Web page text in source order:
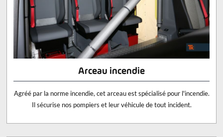
Arceau incendie
Agréé par la norme incendie, cet arceau est spécialisé pour l'incendie.
Il sécurise nos pompiers et leur véhicule de tout incident.